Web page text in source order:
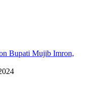
Bupati Mujib Imron,